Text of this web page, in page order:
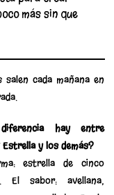
más sin que
salen cada mañana en
hay entre
Estrella y los demás?
estrella de cinco
El sabor: avellana,